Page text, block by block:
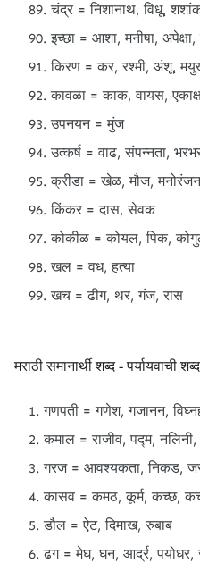
चंद्र = निशानाथ, विधू,
इच्छा = आशा, मनीषा,
किरण = कर, रश्मी, अंशू,
कावळा = काक, वायस,
उपनयन = मुंज
उत्कर्ष = वाढ, संपन्नता,
क्रीडा = खेळ, मौज,
किंकर = दास, सेवक
कोकीळ = कोयल, पिक,
खल = वध, हत्या
खच = ढीग, थर, गंज, रास
मराठी समानार्थी शब्द - पर्यायवाची
गणपती = गणेश, गजानन,
कमाल = राजीव, पद्म,
गरज = आवश्यकता, निकड,
कासव = कमठ, कूर्म, कच्छ,
डौल = ऐट, दिमाख, रुबाब
ढग = मेघ, घन, आर्द्र,